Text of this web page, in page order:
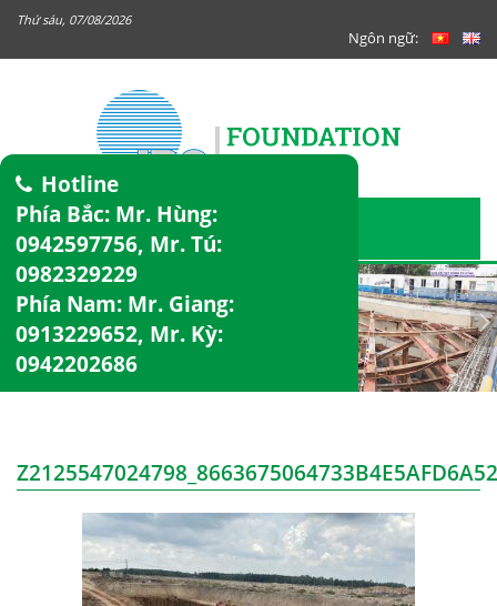
Thứ sáu, 07/08/2026
Ngôn ngữ:
Hotline
Phía Bắc: Mr. Hùng:
0942597756, Mr. Tú:
0982329229
Phía Nam: Mr. Giang:
0913229652, Mr. Kỳ:
0942202686